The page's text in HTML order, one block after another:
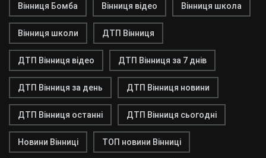
Вінниця Бомба Вінниця відео Вінниця школа
Вінниця школи ДТП Вінниця
ДТП Вінниця відео ДТП Вінниця за 7 днів
ДТП Вінниця за день ДТП Вінниця новини
ДТП Вінниця останні ДТП Вінниця сьогодні
Новини Вінниці ТОП новини Вінниці